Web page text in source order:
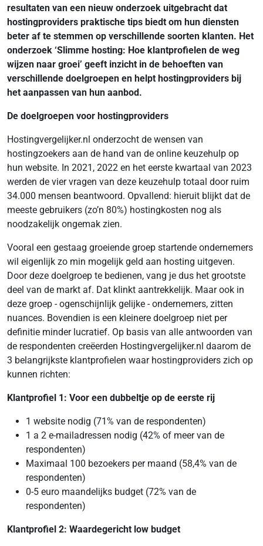
resultaten van een nieuw onderzoek uitgebracht dat
hostingproviders praktische tips biedt om hun diensten
beter af te stemmen op verschillende soorten klanten. Het
onderzoek ‘Slimme hosting: Hoe klantprofielen de weg
wijzen naar groei’ geeft inzicht in de behoeften van
verschillende doelgroepen en helpt hostingproviders bij
het aanpassen van hun aanbod.
De doelgroepen voor hostingproviders
Hostingvergelijker.nl onderzocht de wensen van
hostingzoekers aan de hand van de online keuzehulp op
hun website. In 2021, 2022 en het eerste kwartaal van 2023
werden de vier vragen van deze keuzehulp totaal door ruim
34.000 mensen beantwoord. Opvallend: hieruit blijkt dat de
meeste gebruikers (zo’n 80%) hostingkosten nog als
noodzakelijk ongemak zien.
Vooral een gestaag groeiende groep startende ondernemers
wil eigenlijk zo min mogelijk geld aan hosting uitgeven.
Door deze doelgroep te bedienen, vang je dus het grootste
deel van de markt af. Dat klinkt aantrekkelijk. Maar ook in
deze groep - ogenschijnlijk gelijke - ondernemers, zitten
nuances. Bovendien is een kleinere doelgroep niet per
definitie minder lucratief. Op basis van alle antwoorden van
de respondenten creëerden Hostingvergelijker.nl daarom de
3 belangrijkste klantprofielen waar hostingproviders zich op
kunnen richten:
Klantprofiel 1: Voor een dubbeltje op de eerste rij
1 website nodig (71% van de respondenten)
1 a 2 e-mailadressen nodig (42% of meer van de
respondenten)
Maximaal 100 bezoekers per maand (58,4% van de
respondenten)
0-5 euro maandelijks budget (72% van de
respondenten)
Klantprofiel 2: Waardegericht low budget